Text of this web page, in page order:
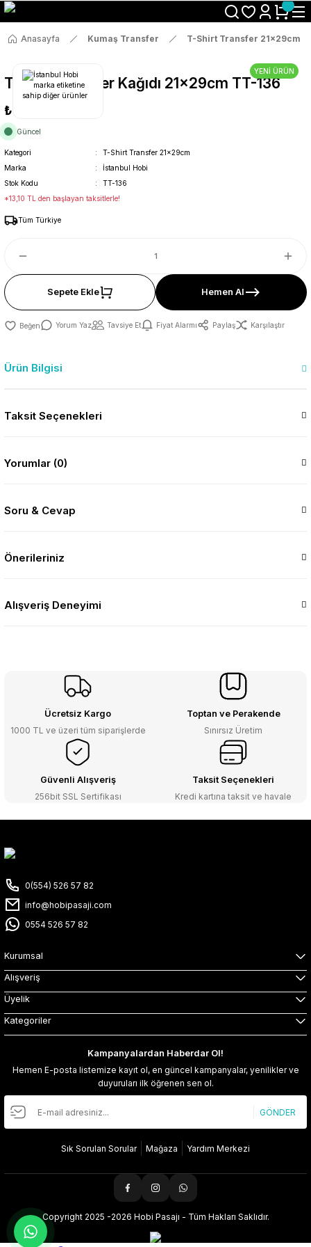
Size Özel "HG10" Koduyla Sepette Hemen %10 İndirimi Kaçırma
Anasayfa Kumaş Transfer T-Shirt Transfer 21x29cm
YENİ ÜRÜN
T-Shirt Transfer Kağıdı 21x29cm TT-136
₺69
Güncel
Kategori
T-Shirt Transfer 21x29cm
Marka
İstanbul Hobi
Stok Kodu
TT-136
*13,10 TL den başlayan taksitlerle!
Tüm Türkiye
Sepete Ekle Hemen Al
Yorum Yaz Tavsiye Et Fiyat Alarmı Paylaş Karşılaştır
Ürün Bilgisi
Taksit Seçenekleri
Yorumlar (0)
Soru & Cevap
Önerileriniz
Alışveriş Deneyimi
Ücretsiz Kargo
1000 TL ve üzeri tüm siparişlerde
Toptan ve Perakende
Sınırsız Üretim
Güvenli Alışveriş
256bit SSL Sertifikası
Taksit Seçenekleri
Kredi kartına taksit ve havale
0(554) 526 57 82
info@hobipasaji.com
0554 526 57 82
Kurumsal
Alışveriş
Üyelik
Kategoriler
Kampanyalardan Haberdar Ol!
Hemen E-posta listemize kayıt ol, en güncel kampanyalar, yenilikler ve
duyuruları ilk öğrenen sen ol.
GÖNDER
Sık Sorulan Sorular Mağaza Yardım Merkezi
Copyright 2025 -2026 Hobi Pasajı - Tüm Hakları Saklıdır.